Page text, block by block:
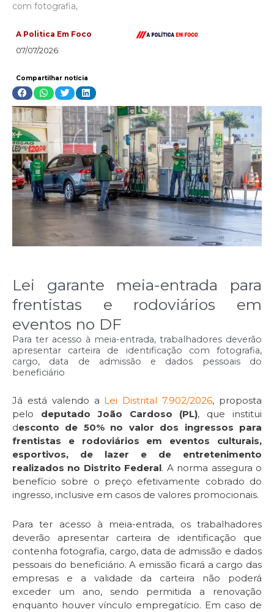
com fotografia,
A Politica Em Foco
07/07/2026
Compartilhar notícia
Lei garante meia-entrada para
frentistas e rodoviários em
eventos no DF
Para ter acesso à meia-entrada, trabalhadores deverão
apresentar carteira de identificação com fotografia,
cargo, data de admissão e dados pessoais do
beneficiário
Já está valendo a Lei Distrital 7.902/2026, proposta
pelo deputado João Cardoso (PL), que institui
desconto de 50% no valor dos ingressos para
frentistas e rodoviários em eventos culturais,
esportivos, de lazer e de entretenimento
realizados no Distrito Federal. A norma assegura o
benefício sobre o preço efetivamente cobrado do
ingresso, inclusive em casos de valores promocionais.
Para ter acesso à meia-entrada, os trabalhadores
deverão apresentar carteira de identificação que
contenha fotografia, cargo, data de admissão e dados
pessoais do beneficiário. A emissão ficará a cargo das
empresas e a validade da carteira não poderá
exceder um ano, sendo permitida a renovação
enquanto houver vínculo empregatício. Em caso de